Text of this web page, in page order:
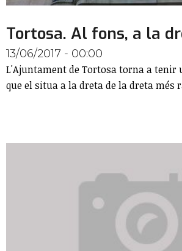
Tortosa. Al fons, a la
13/06/2017 - 00:00
L'Ajuntament de Tortosa torna a tenir
que el situa a la dreta de la dreta més